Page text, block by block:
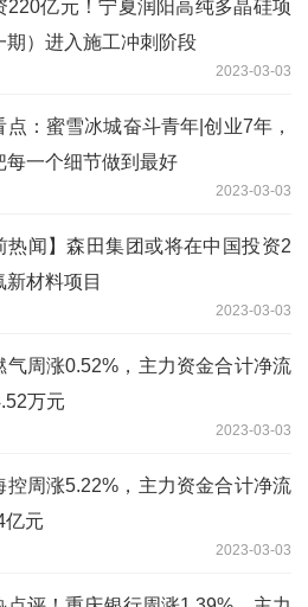
220亿元！宁夏润阳高纯多晶硅项
期）进入施工冲刺阶段
2023-03-03
点：蜜雪冰城奋斗青年|创业7年，
每一个细节做到最好
2023-03-03
热闻】森田集团或将在中国投资2
新材料项目
2023-03-03
气周涨0.52%，主力资金合计净流
万元
2023-03-03
控周涨5.22%，主力资金合计净流
亿元
2023-03-03